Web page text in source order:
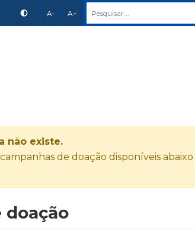
A- A+
não existe.
de doação disponíveis abaixo
doação